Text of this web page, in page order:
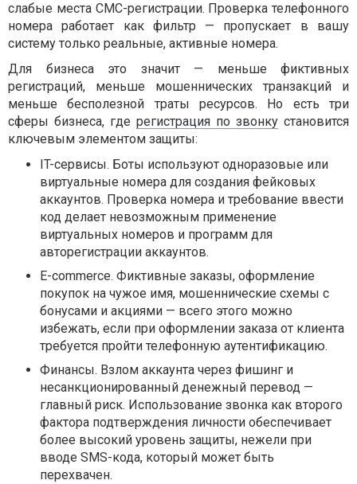
слабые места СМС-регистрации. Проверка телефонного
номера работает как фильтр — пропускает в вашу
систему только реальные, активные номера.
Для бизнеса это значит — меньше фиктивных
регистраций, меньше мошеннических транзакций и
меньше бесполезной траты ресурсов. Но есть три
сферы бизнеса, где регистрация по звонку становится
ключевым элементом защиты:
IT-сервисы. Боты используют одноразовые или
виртуальные номера для создания фейковых
аккаунтов. Проверка номера и требование ввести
код делает невозможным применение
виртуальных номеров и программ для
авторегистрации аккаунтов.
E-commerce. Фиктивные заказы, оформление
покупок на чужое имя, мошеннические схемы с
бонусами и акциями — всего этого можно
избежать, если при оформлении заказа от клиента
требуется пройти телефонную аутентификацию.
Финансы. Взлом аккаунта через фишинг и
несанкционированный денежный перевод —
главный риск. Использование звонка как второго
фактора подтверждения личности обеспечивает
более высокий уровень защиты, нежели при
вводе SMS-кода, который может быть
перехвачен.